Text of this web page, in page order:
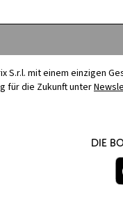
S.r.l. mit einem einzigen
für die Zukunft unter
Die